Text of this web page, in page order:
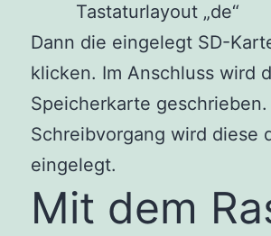
Tastaturlayout „de“
Dann die eingelegt SD-
klicken. Im Anschluss wird
Speicherkarte
Schreibvorgang wird diese
eingelegt.
Mit dem